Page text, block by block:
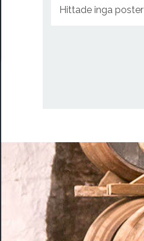
Hittade inga poster